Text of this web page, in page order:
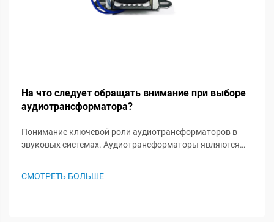
На что следует обращать внимание при выборе
аудиотрансформатора?
Понимание ключевой роли аудиотрансформаторов в
звуковых системах. Аудиотрансформаторы являются
обеспечении оптимальной работы аудиосистемы. Эти
СМОТРЕТЬ БОЛЬШЕ